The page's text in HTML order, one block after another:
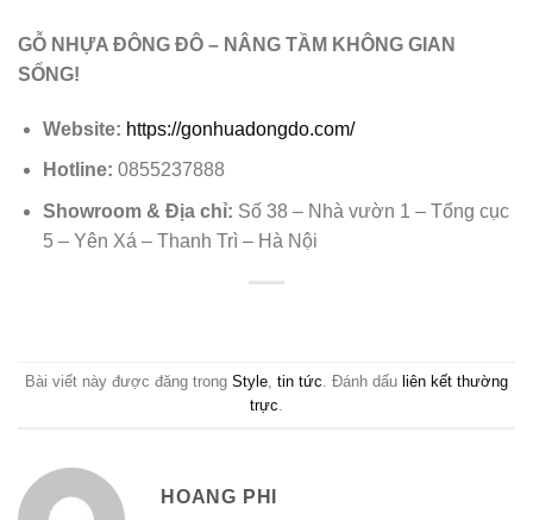
GỖ NHỰA ĐÔNG ĐÔ – NÂNG TẦM KHÔNG GIAN
SỐNG!
Website: https://gonhuadongdo.com/
Hotline: 0855237888
Showroom & Địa chỉ: Số 38 – Nhà vườn 1 – Tổng cục
5 – Yên Xá – Thanh Trì – Hà Nội
Bài viết này được đăng trong Style tin tức . Đánh dấu liên kết thường
trực
HOANG PHI